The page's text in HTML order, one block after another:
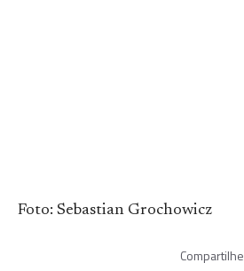
Foto: Sebastian Grochowicz
Compartilhe